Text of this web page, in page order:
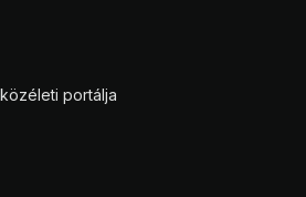
portálja